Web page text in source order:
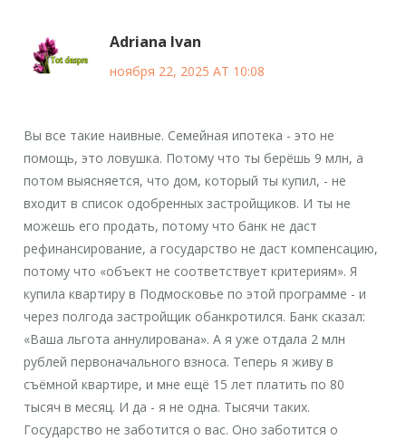
Adriana Ivan
ноября 22, 2025 AT 10:08
Вы все такие наивные. Семейная ипотека - это не
помощь, это ловушка. Потому что ты берёшь 9 млн, а
потом выясняется, что дом, который ты купил, - не
входит в список одобренных застройщиков. И ты не
можешь его продать, потому что банк не даст
рефинансирование, а государство не даст компенсацию,
потому что «объект не соответствует критериям». Я
купила квартиру в Подмосковье по этой программе - и
через полгода застройщик обанкротился. Банк сказал:
«Ваша льгота аннулирована». А я уже отдала 2 млн
рублей первоначального взноса. Теперь я живу в
съёмной квартире, и мне ещё 15 лет платить по 80
тысяч в месяц. И да - я не одна. Тысячи таких.
Государство не заботится о вас. Оно заботится о